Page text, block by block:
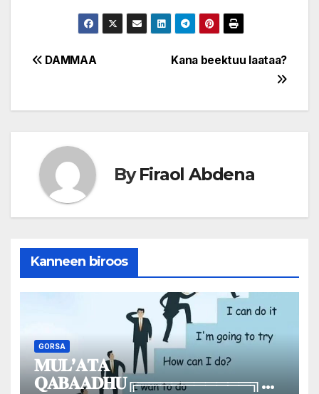
amansiisuu, yaadota
dhibaa’ummaa
keessaatti madisiisu,
gara fuulduraatti
Post
Kana beektuu laataa?
DAMMAA
ByFiraol Abdena
Kanneen biroos
GORSA
𝐌𝐔𝐋’𝐀𝐓𝐀
𝐐𝐀𝐁𝐀𝐀𝐃𝐇𝐔╔══════════╗║